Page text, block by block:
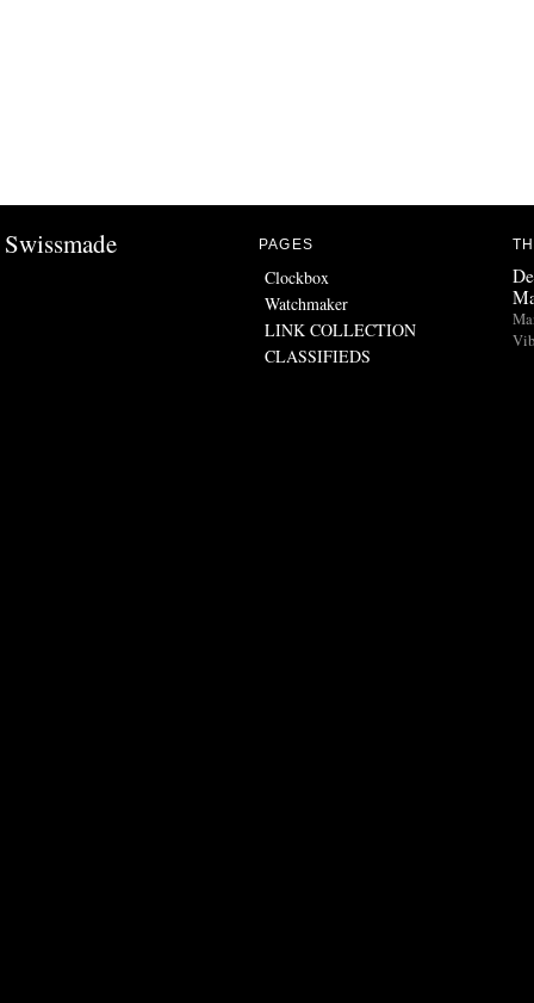
Swissmade PAGES
Clockbox
Watchmaker
LINK COLLECTION
CLASSIFIEDS